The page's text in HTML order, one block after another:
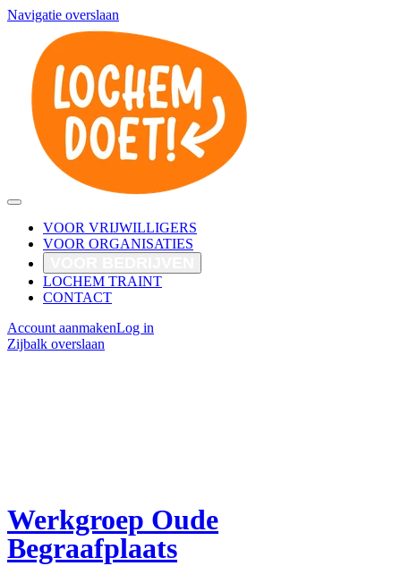
Navigatie overslaan
VOOR VRIJWILLIGERS
VOOR ORGANISATIES
LOCHEM TRAINT
CONTACT
Account aanmakenLog in
Zijbalk overslaan
Werkgroep Oude
Begraafplaats